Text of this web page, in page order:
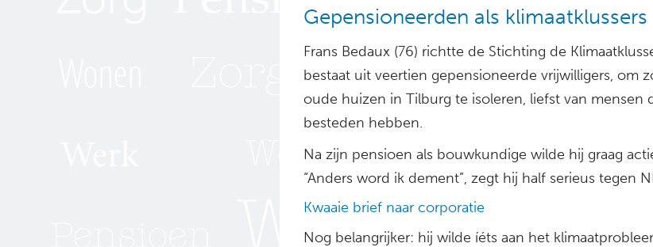
Gepensioneerden als klimaatklussers
Frans Bedaux (76) richtte de Stichting de
bestaat uit veertien gepensioneerde vrijwilligers, om
oude huizen in Tilburg te isoleren, liefst van mensen
besteden hebben.
Na zijn pensioen als bouwkundige wilde hij graag
“Anders word ik dement”, zegt hij half serieus tegen
Kwaaie brief naar corporatie
Nog belangrijker: hij wilde íéts aan het